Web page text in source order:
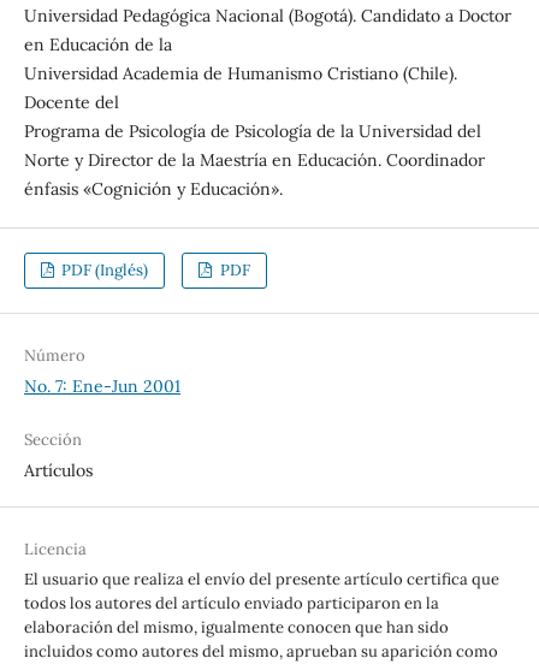
Universidad Pedagógica Nacional (Bogotá). Candidato a Doctor
en Educación de la
Universidad Academia de Humanismo Cristiano (Chile).
Docente del
Programa de Psicología de Psicología de la Universidad del
Norte y Director de la Maestría en Educación. Coordinador
énfasis «Cognición y Educación».
PDF (Inglés) PDF
Número
No. 7: Ene-Jun 2001
Sección
Artículos
Licencia
El usuario que realiza el envío del presente artículo certifica que
todos los autores del artículo enviado participaron en la
elaboración del mismo, igualmente conocen que han sido
incluidos como autores del mismo, aprueban su aparición como